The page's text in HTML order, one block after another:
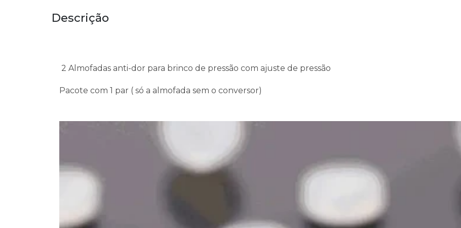
Descrição
2 Almofadas anti-dor para brinco de pressão com ajuste de pressão
Pacote com 1 par ( só a almofada sem o conversor)